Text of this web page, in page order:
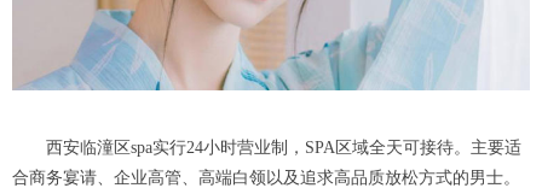
西安临潼区spa实行24小时营业制，SPA区域全天可接待。主要适
合商务宴请、企业高管、高端白领以及追求高品质放松方式的男士。